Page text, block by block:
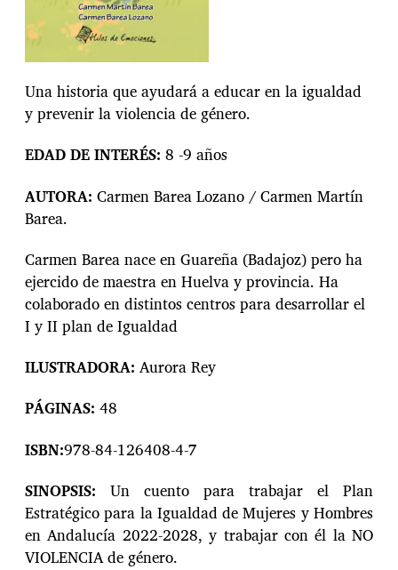
Una historia que ayudará a educar en la igualdad
y prevenir la violencia de género.
EDAD DE INTERÉS: 8 -9 años
AUTORA: Carmen Barea Lozano / Carmen Martín
Barea.
Carmen Barea nace en Guareña (Badajoz) pero ha
ejercido de maestra en Huelva y provincia. Ha
colaborado en distintos centros para desarrollar el
I y II plan de Igualdad
ILUSTRADORA: Aurora Rey
PÁGINAS: 48
ISBN:978-84-126408-4-7
SINOPSIS: Un cuento para trabajar el Plan
Estratégico para la Igualdad de Mujeres y Hombres
en Andalucía 2022-2028, y trabajar con él la NO
VIOLENCIA de género.